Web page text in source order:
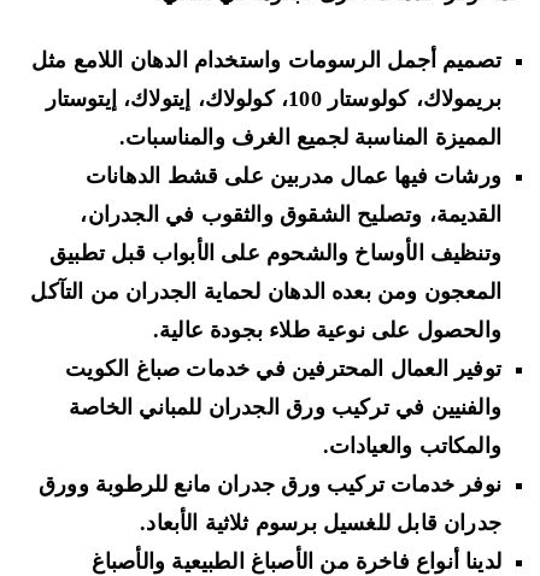
تصميم أجمل الرسوماتواستخدامالدهان اللامع مثل
بريمولاك، كولوستار 100، كولولاك، إيتولاك، إيتوستار
المميزة المناسبة لجميع الغرف والمناسبات.
ورشات فيها عمال مدربين علىقشط الدهانات
القديمة، وتصليح الشقوق والثقوب في الجدران،
وتنظيف الأوساخ والشحوم على الأبواب قبل تطبيق
المعجون ومن بعده الدهان لحماية الجدران من التآكل
والحصول على نوعية طلاء بجودة عالية.
توفير العمال المحترفين في خدمات صباغ الكويت
والفنيين فيتركيب ورق الجدران للمباني الخاصة
والمكاتب والعيادات.
نوفر خدمات تركيب ورقجدران مانع للرطوبة وورق
جدران قابل للغسيلبرسوم ثلاثية الأبعاد.
لدينا أنواع فاخرة من الأصباغ الطبيعية والأصباغ